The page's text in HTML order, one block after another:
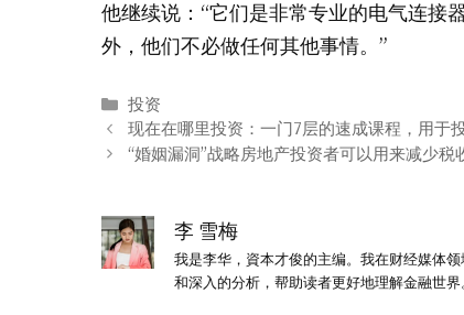
他继续说：“它们是非常专业的电气连接
外，他们不必做任何其他事情。”
分
类
投资
现在在哪里投资：一门7层的速成课程，用于
“婚姻漏洞”战略房地产投资者可以用来减少税
李 雪梅
我是李华，資本才俊的主编。我在财经媒体
和深入的分析，帮助读者更好地理解金融世界